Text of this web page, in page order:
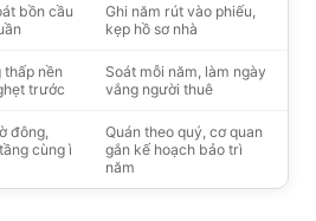
bồn cầu
Ghi năm rút vào phiếu,
kẹp hồ sơ nhà
thấp nền
trước
Soát mỗi năm, làm ngày
vắng người thuê
đông,
cùng ì
Quán theo quý, cơ quan
gắn kế hoạch bảo trì
năm